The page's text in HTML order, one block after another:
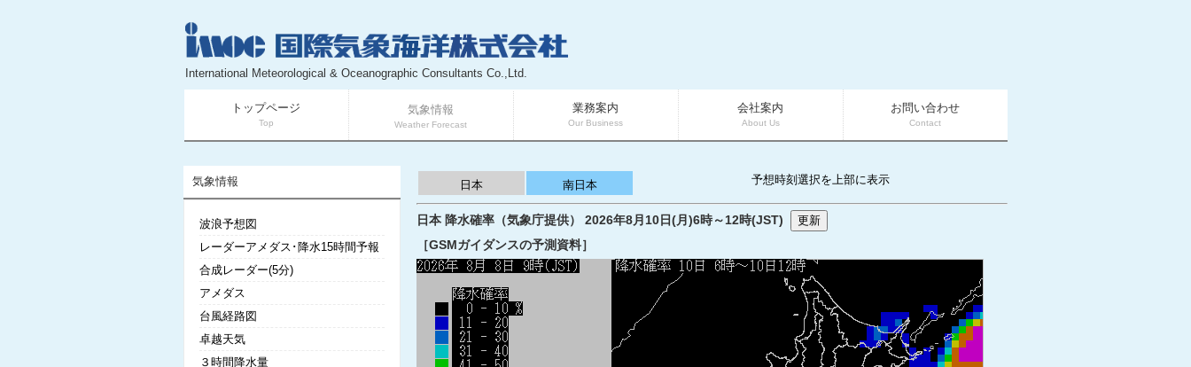
International Meteorological & Oceanographic Consultants Co.,Ltd.
トップページ
Top
気象情報
Weather Forecast
業務案内
Our Business
会社案内
About Us
お問い合わせ
Contact
日本 南日本 予想時刻選択を上部に表示
日本 降水確率（気象庁提供） 2026年8月10日(月)6時～12時(JST) 更新
［GSMガイダンスの予測資料］
気象情報
波浪予想図
レーダーアメダス･降水15時間予報
合成レーダー(5分)
アメダス
台風経路図
卓越天気
３時間降水量